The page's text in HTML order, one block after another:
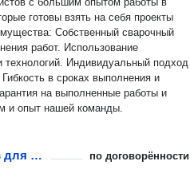
готовы взять на себя проекты
работ. Использование
технологий. Индивидуальный подход
в сроках выполнения и
на выполненные работы и
и опыт нашей команды.
Крепление кронштейнов для радиатора по договорённости